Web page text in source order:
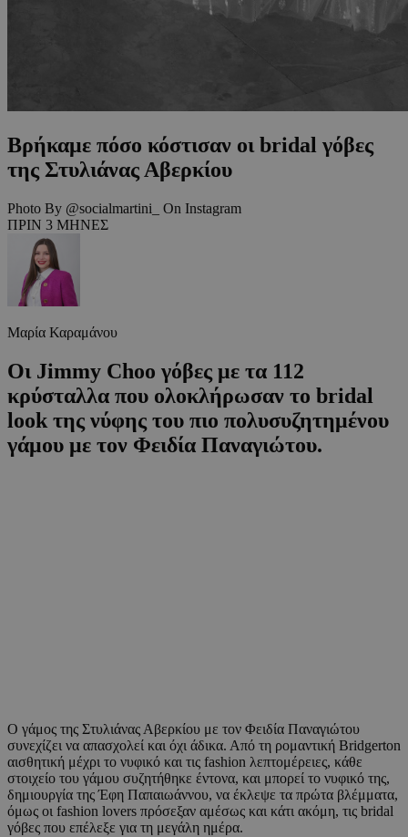
Βρήκαμε πόσο κόστισαν οι bridal γόβες
της Στυλιάνας Αβερκίου
Photo By @socialmartini_ On Instagram
ΠΡΙΝ 3 ΜΗΝΕΣ
Μαρία Καραμάνου
Οι Jimmy Choo γόβες με τα 112
κρύσταλλα που ολοκλήρωσαν το bridal
look της νύφης του πιο πολυσυζητημένου
γάμου με τον Φειδία Παναγιώτου.
Ο γάμος της Στυλιάνας Αβερκίου με τον Φειδία Παναγιώτου
συνεχίζει να απασχολεί και όχι άδικα. Από τη ρομαντική Bridgerton
αισθητική μέχρι το νυφικό και τις fashion λεπτομέρειες, κάθε
στοιχείο του γάμου συζητήθηκε έντονα, και μπορεί το νυφικό της,
δημιουργία της Έφη Παπαιωάννου, να έκλεψε τα πρώτα βλέμματα,
όμως οι fashion lovers πρόσεξαν αμέσως και κάτι ακόμη, τις bridal
γόβες που επέλεξε για τη μεγάλη ημέρα.